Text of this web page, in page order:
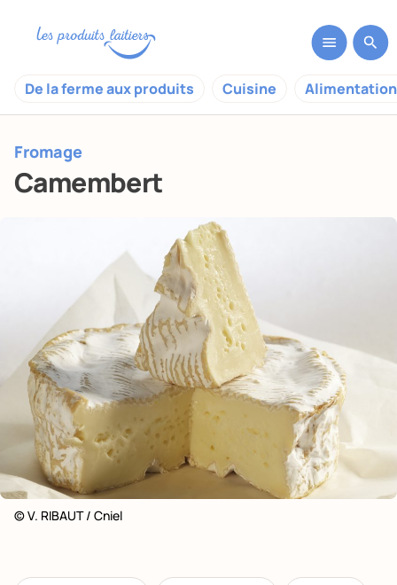
De la ferme aux produits Cuisine
Fromage
Camembert
© V. RIBAUT / Cniel